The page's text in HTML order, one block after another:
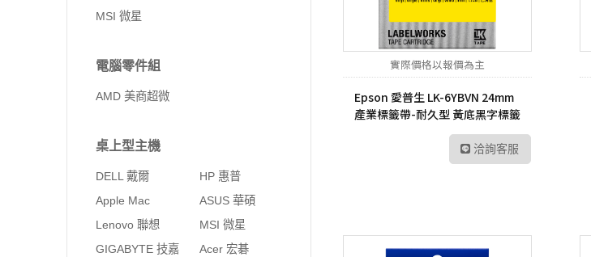
MSI 微星
電腦零件組
AMD 美商超微
桌上型主機
DELL 戴爾
HP 惠普
Apple Mac
ASUS 華碩
Lenovo 聯想
MSI 微星
GIGABYTE 技嘉
Acer 宏碁
實際價格以報價為主
Epson 愛普生 LK-6YBVN 24mm
產業標籤帶-耐久型 黃底黑字標籤
洽詢客服